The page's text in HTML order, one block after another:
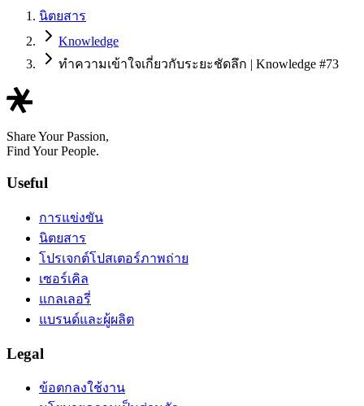
นิตยสาร
Knowledge
ทำความเข้าใจเกี่ยวกับระยะชัดลึก | Knowledge #73
Share Your Passion,
Find Your People.
Useful
การแข่งขัน
นิตยสาร
โปรเจกต์โปสเตอร์ภาพถ่าย
เซอร์เคิล
แกลเลอรี่
แบรนด์และผู้ผลิต
Legal
ข้อตกลงใช้งาน